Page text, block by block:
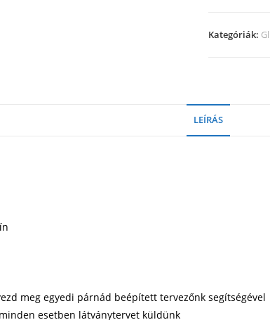
mennyiség
Kategóriák:
LEÍRÁS
meg egyedi párnád beépített tervezőnk segítségével
esetben látványtervet küldünk